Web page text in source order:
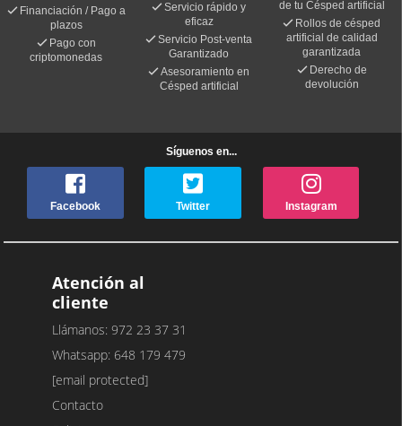
Financiación / Pago a
plazos
Pago con
criptomonedas
Servicio rápido y
eficaz
Servicio Post-venta
Garantizado
Asesoramiento en
Césped artificial
de tu Césped artificial
Rollos de césped
artificial de calidad
garantizada
Derecho de
devolución
Síguenos en...
Facebook Twitter Instagram
Atención al
cliente
Llámanos: 972 23 37 31
Whatsapp: 648 179 479
[email protected]
Contacto